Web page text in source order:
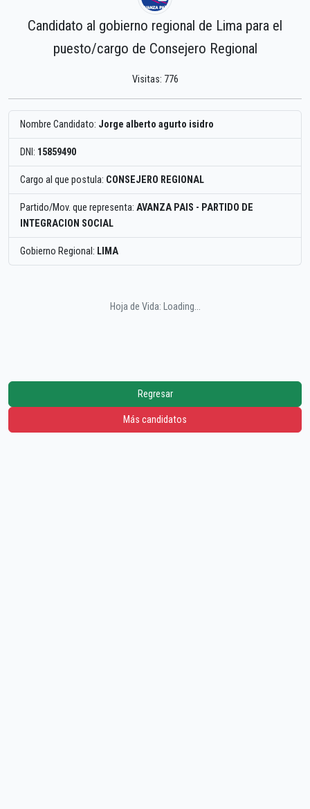
Candidato al gobierno regional de Lima para el
puesto/cargo de Consejero Regional
Visitas: 776
Nombre Candidato: Jorge alberto agurto isidro
DNI: 15859490
Cargo al que postula: CONSEJERO REGIONAL
Partido/Mov. que representa: AVANZA PAIS - PARTIDO DE
INTEGRACION SOCIAL
Gobierno Regional: LIMA
Hoja de Vida: Loading...
Regresar
Más candidatos